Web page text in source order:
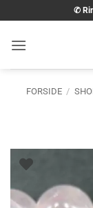
til
indhold
✆
FORSIDE /